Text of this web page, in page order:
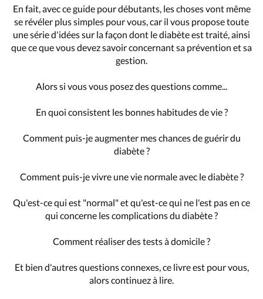
En fait, avec ce guide pour débutants, les choses vont même
se révéler plus simples pour vous, car il vous propose toute
une série d'idées sur la façon dont le diabète est traité, ainsi
que ce que vous devez savoir concernant sa prévention et sa
gestion.
Alors si vous vous posez des questions comme...
En quoi consistent les bonnes habitudes de vie ?
Comment puis-je augmenter mes chances de guérir du
diabète ?
Comment puis-je vivre une vie normale avec le diabète ?
Qu'est-ce qui est "normal" et qu'est-ce qui ne l'est pas en ce
qui concerne les complications du diabète ?
Comment réaliser des tests à domicile ?
Et bien d'autres questions connexes, ce livre est pour vous,
alors continuez à lire.